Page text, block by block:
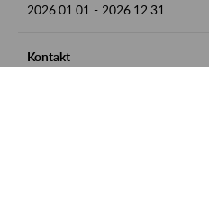
2026.01.01 - 2026.12.31
Kontakt